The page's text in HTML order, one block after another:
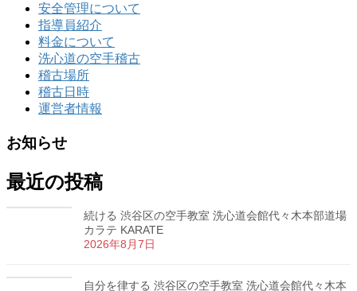
安全管理について
指導員紹介
料金について
洗心道の空手稽古
稽古場所
稽古日時
運営者情報
お知らせ
最近の投稿
続ける 渋谷区の空手教室 洗心道会館代々木本部道場
カラテ KARATE
2026年8月7日
自分を律する 渋谷区の空手教室 洗心道会館代々木本